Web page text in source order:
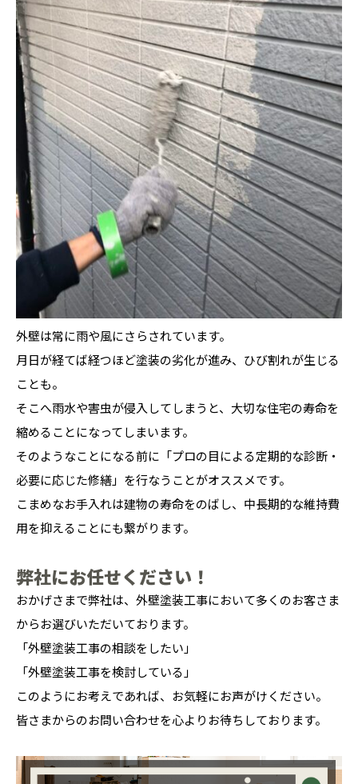
外壁は常に雨や風にさらされています。
月日が経てば経つほど塗装の劣化が進み、ひび割れが生じる
ことも。
そこへ雨水や害虫が侵入してしまうと、大切な住宅の寿命を
縮めることになってしまいます。
そのようなことになる前に「プロの目による定期的な診断・
必要に応じた修繕」を行なうことがオススメです。
こまめなお手入れは建物の寿命をのばし、中長期的な維持費
用を抑えることにも繋がります。
弊社にお任せください！
おかげさまで弊社は、外壁塗装工事において多くのお客さま
からお選びいただいております。
「外壁塗装工事の相談をしたい」
「外壁塗装工事を検討している」
このようにお考えであれば、お気軽にお声がけください。
皆さまからのお問い合わせを心よりお待ちしております。